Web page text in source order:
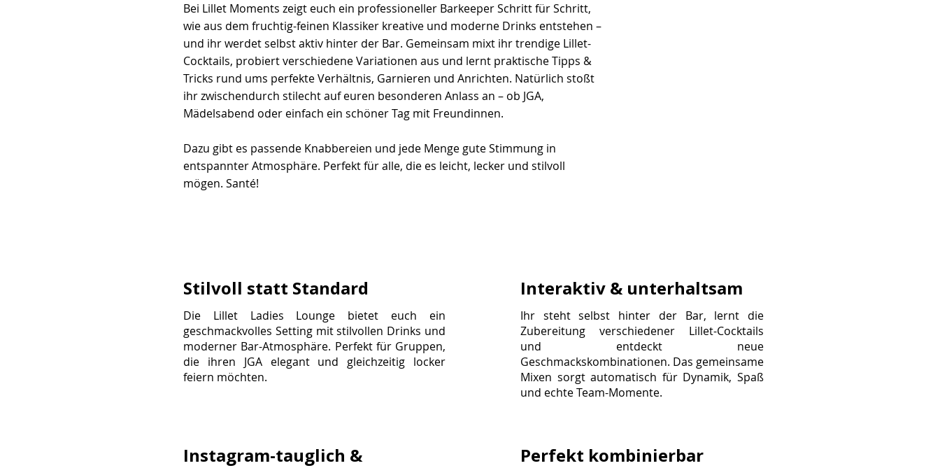
Bei Lillet Moments zeigt euch ein professioneller Barkeeper Schritt für Schritt,
wie aus dem fruchtig-feinen Klassiker kreative und moderne Drinks entstehen –
und ihr werdet selbst aktiv hinter der Bar. Gemeinsam mixt ihr trendige Lillet-
Cocktails, probiert verschiedene Variationen aus und lernt praktische Tipps &
Tricks rund ums perfekte Verhältnis, Garnieren und Anrichten. Natürlich stoßt
ihr zwischendurch stilecht auf euren besonderen Anlass an – ob JGA,
Mädelsabend oder einfach ein schöner Tag mit Freundinnen.
Dazu gibt es passende Knabbereien und jede Menge gute Stimmung in
entspannter Atmosphäre. Perfekt für alle, die es leicht, lecker und stilvoll
mögen. Santé!
Stilvoll statt Standard
Die Lillet Ladies Lounge bietet euch ein
geschmackvolles Setting mit stilvollen Drinks und
moderner Bar-Atmosphäre. Perfekt für Gruppen,
die ihren JGA elegant und gleichzeitig locker
feiern möchten.
Instagram-tauglich &
Interaktiv & unterhaltsam
Ihr steht selbst hinter der Bar, lernt die
Zubereitung verschiedener Lillet-Cocktails
und entdeckt neue
Geschmackskombinationen. Das gemeinsame
Mixen sorgt automatisch für Dynamik, Spaß
und echte Team-Momente.
Perfekt kombinierbar